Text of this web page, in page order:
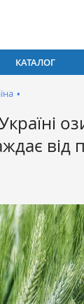
КАТАЛОГ
•
від